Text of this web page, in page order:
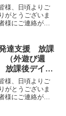
閉症 学習障
アスペルガ
様、日頃よりご
がとうございま
様にご連絡があ
ますが、ご了承
致...
達支援 放課
外遊び週
課後デイサ
る 放デイ
Ｄ ＡＤＨ
候群
様、日頃よりご
がとうございま
様にご連絡があ